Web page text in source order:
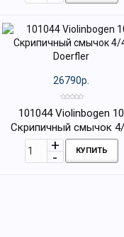
26790р.
101044 Violinbogen 10
Скрипичный смычок
Doerfler
КУПИТЬ